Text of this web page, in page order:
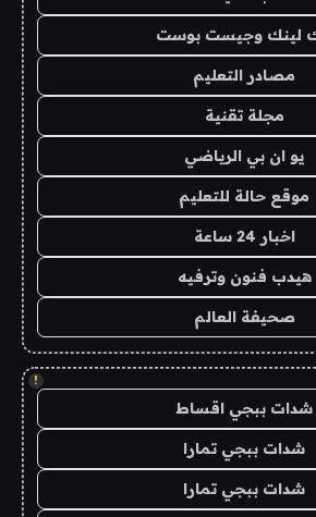
لينك وجيست بوست
مصادر التعليم
مجلة تقنية
يو ان بي الرياضي
موقع حالة للتعليم
اخبار 24 ساعة
هيدب فنون وترفيه
صحيفة العالم
!
شدات ببجي اقساط
شدات ببجي تمارا
شدات ببجي تمارا